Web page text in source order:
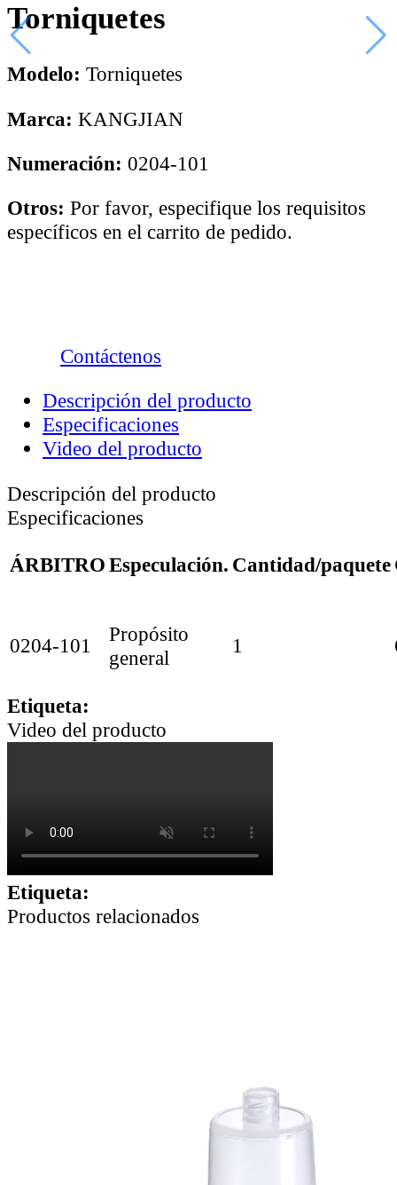
Torniquetes
Modelo: Torniquetes
Marca: KANGJIAN
Numeración: 0204-101
Otros: Por favor, especifique los requisitos
específicos en el carrito de pedido.
Contáctenos
Descripción del producto
Especificaciones
Video del producto
Descripción del producto
Especificaciones
ÁRBITROEspeculación. Cantidad/paquete
0204-101
Propósito
general
1
Etiqueta:
Video del producto
Etiqueta:
Productos relacionados